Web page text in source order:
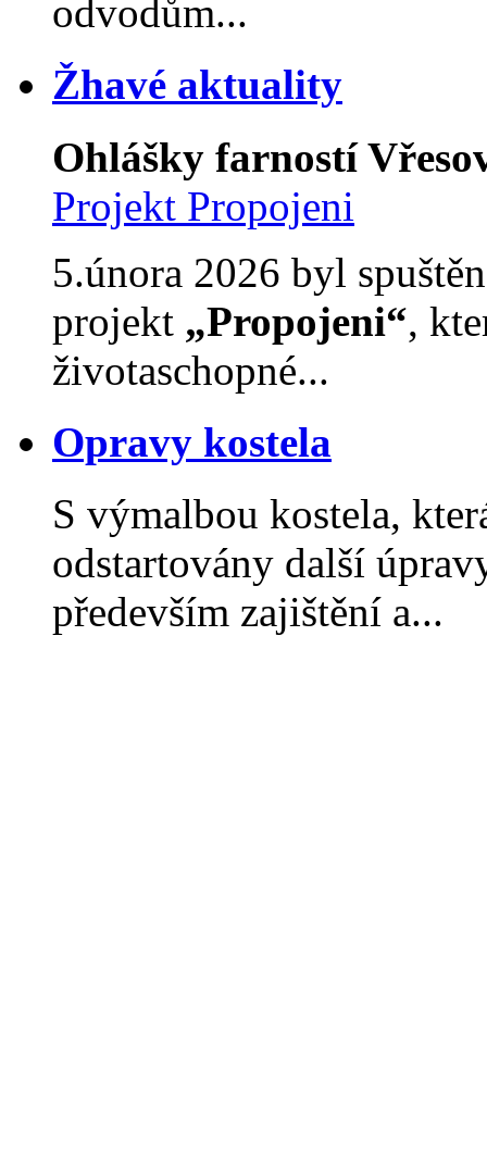
odvodům...
Žhavé aktuality
Ohlášky farností
Projekt Propojeni
5.února 2026 byl
projekt „Propojeni“,
životaschopné...
Opravy kostela
S výmalbou kostela,
odstartovány další
především zajištění a...